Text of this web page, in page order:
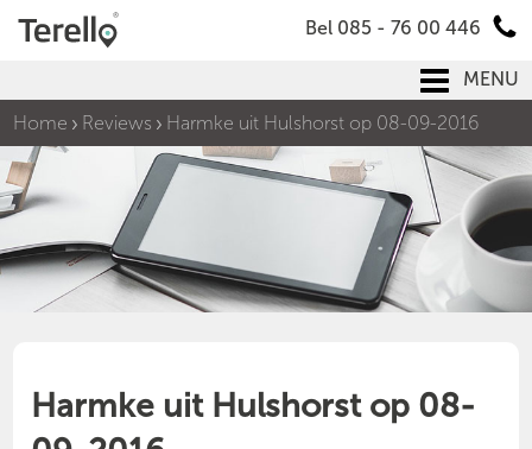
Bel 085 - 76 00 446
MENU
Home
Reviews Harmke uit Hulshorst op 08-09-2016
Harmke uit Hulshorst op 08-